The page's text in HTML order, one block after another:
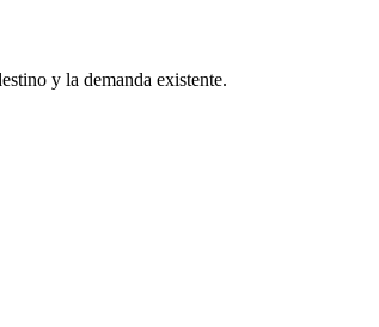
y la demanda existente.